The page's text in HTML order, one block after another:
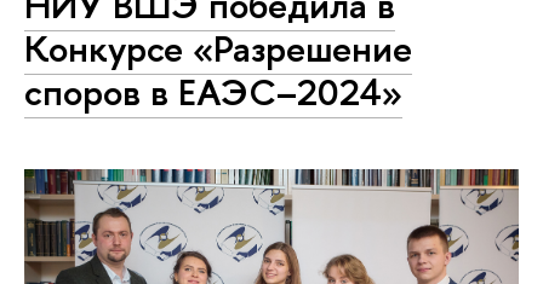
Конкурсе «Разрешение
споров в ЕАЭС–2024»